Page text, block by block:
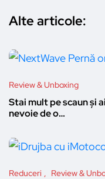
Alte articole:
Review & Unboxing
Stai mult pe scaun și
nevoie de o…
Reduceri Review &